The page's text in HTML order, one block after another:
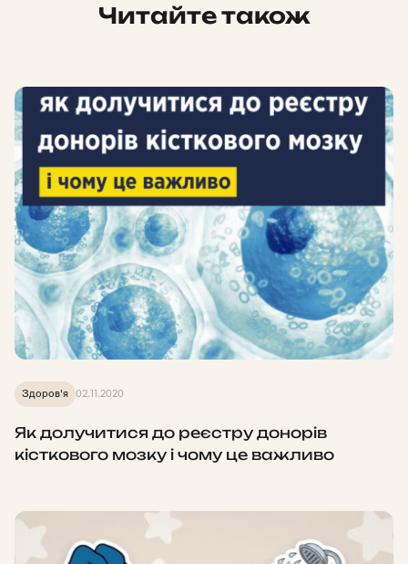
Читайте також
Здоров'я 02.11.2020
Як долучитися до реєстру донорів
кісткового мозку і чому це важливо